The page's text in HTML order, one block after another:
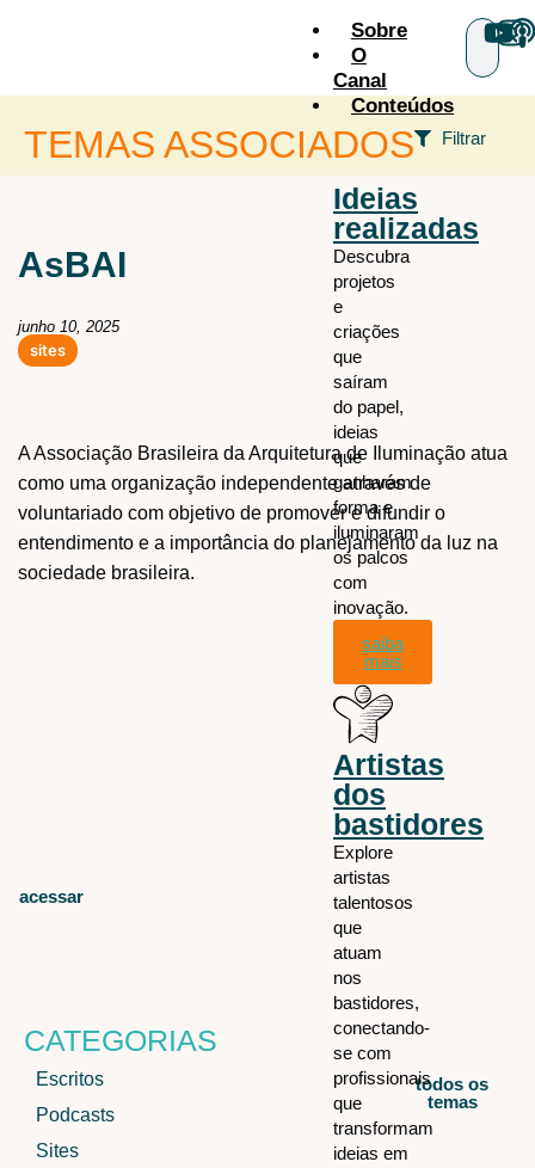
Sobre
O
Canal
Conteúdos
Ideias
realizadas
Descubra
projetos
e
criações
que
saíram
do papel,
ideias
que
ganharam
forma e
iluminaram
os palcos
com
inovação.
saiba
mais
Artistas
dos
bastidores
Explore
artistas
talentosos
que
atuam
nos
bastidores,
conectando-
se com
profissionais
que
transformam
ideias em
TEMAS ASSOCIADOS Filtrar
Podcasts
Sites
Vídeos
AsBAI
junho 10, 2025
sites
A Associação Brasileira da Arquitetura de Iluminação atua
como uma organização independente através de
voluntariado com objetivo de promover e difundir o
entendimento e a importância do planejamento da luz na
sociedade brasileira.
acessar
CATEGORIAS
Escritos
Podcasts
Sites
todos os
temas